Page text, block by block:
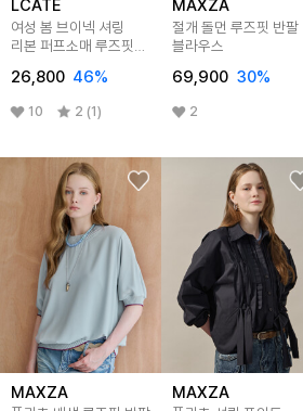
LCATE
여성 봄 브이넥 셔링
리본 퍼프소매 루즈핏
26,800 46%
10 2 (1)
MAXZA
절개 돌먼 루즈핏 반팔
블라우스
69,900 30%
2
MAXZA MAXZA